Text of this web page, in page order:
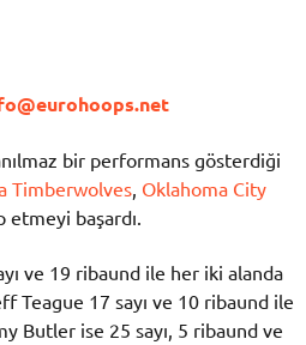
bir performans gösterdiği
Timberwolves Oklahoma City
etmeyi başardı.
ve 19 ribaund ile her iki alanda
Teague 17 sayı ve 10 ribaund ile
Butler ise 25 sayı, 5 ribaund ve